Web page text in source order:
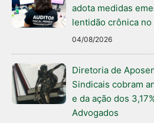
adota medidas
lentidão crônica no
04/08/2026
Diretoria de
Sindicais cobram
e da ação dos
Advogados